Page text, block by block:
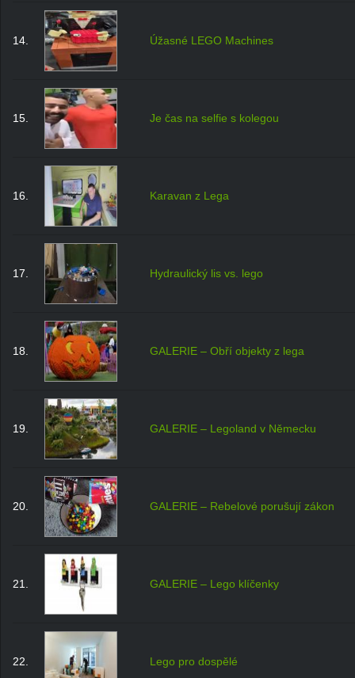
14. Úžasné LEGO Machines
15. Je čas na selfie s kolegou
16. Karavan z Lega
17. Hydraulický lis vs. lego
18. GALERIE – Obří objekty z lega
19. GALERIE – Legoland v Německu
20. GALERIE – Rebelové porušují zákon
21. GALERIE – Lego klíčenky
22. Lego pro dospělé